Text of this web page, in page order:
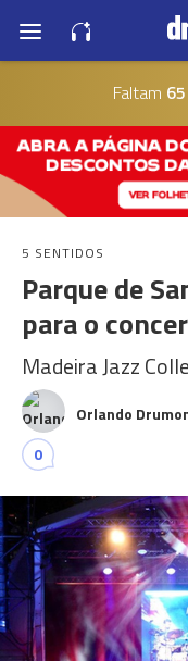
Faltam
5 SENTIDOS
Parque de
para o
Madeira Jazz
Orlando
0